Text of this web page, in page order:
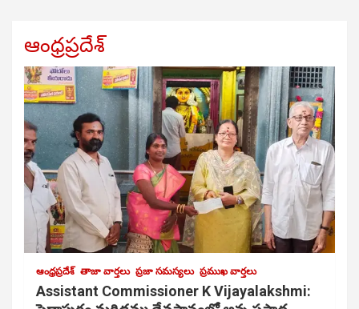
ఆంధ్రప్రదేశ్
ఆంధ్రప్రదేశ్ తాజా వార్తలు ప్రజా సమస్యలు ప్రముఖ వార్తలు
Assistant Commissioner K Vijayalakshmi: